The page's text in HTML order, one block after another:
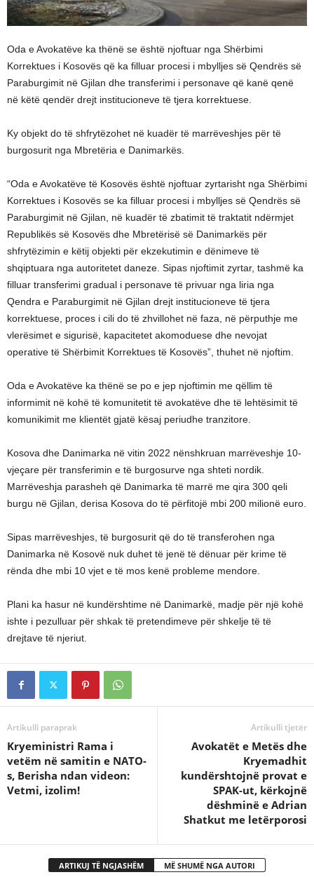
Oda e Avokatëve ka thënë se është njoftuar nga Shërbimi
Korrektues i Kosovës që ka filluar procesi i mbylljes së Qendrës së
Paraburgimit në Gjilan dhe transferimi i personave që kanë qenë
në këtë qendër drejt institucioneve të tjera korrektuese.
Ky objekt do të shfrytëzohet në kuadër të marrëveshjes për të
burgosurit nga Mbretëria e Danimarkës.
“Oda e Avokatëve të Kosovës është njoftuar zyrtarisht nga Shërbimi
Korrektues i Kosovës se ka filluar procesi i mbylljes së Qendrës së
Paraburgimit në Gjilan, në kuadër të zbatimit të traktatit ndërmjet
Republikës së Kosovës dhe Mbretërisë së Danimarkës për
shfrytëzimin e këtij objekti për ekzekutimin e dënimeve të
shqiptuara nga autoritetet daneze. Sipas njoftimit zyrtar, tashmë ka
filluar transferimi gradual i personave të privuar nga liria nga
Qendra e Paraburgimit në Gjilan drejt institucioneve të tjera
korrektuese, proces i cili do të zhvillohet në faza, në përputhje me
vlerësimet e sigurisë, kapacitetet akomoduese dhe nevojat
operative të Shërbimit Korrektues të Kosovës”, thuhet në njoftim.
Oda e Avokatëve ka thënë se po e jep njoftimin me qëllim të
informimit në kohë të komunitetit të avokatëve dhe të lehtësimit të
komunikimit me klientët gjatë kësaj periudhe tranzitore.
Kosova dhe Danimarka në vitin 2022 nënshkruan marrëveshje 10-
vjeçare për transferimin e të burgosurve nga shteti nordik.
Marrëveshja parasheh që Danimarka të marrë me qira 300 qeli
burgu në Gjilan, derisa Kosova do të përfitojë mbi 200 milionë euro.
Sipas marrëveshjes, të burgosurit që do të transferohen nga
Danimarka në Kosovë nuk duhet të jenë të dënuar për krime të
rënda dhe mbi 10 vjet e të mos kenë probleme mendore.
Plani ka hasur në kundërshtime në Danimarkë, madje për një kohë
ishte i pezulluar për shkak të pretendimeve për shkelje të të
drejtave të njeriut.
Artikulli paraprak
Kryeministri Rama i
vetëm në samitin e NATO-
s, Berisha ndan videon:
Vetmi, izolim!
Artikulli tjetër
Avokatët e Metës dhe
Kryemadhit
kundërshtojnë provat e
SPAK-ut, kërkojnë
dëshminë e Adrian
Shatkut me letërporosi
ARTIKUJ TË NGJASHËM MË SHUMË NGA AUTORI